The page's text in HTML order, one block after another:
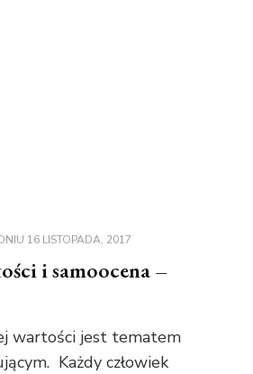
16 LISTOPADA, 2017
i samoocena –
wartości jest tematem
Każdy człowiek